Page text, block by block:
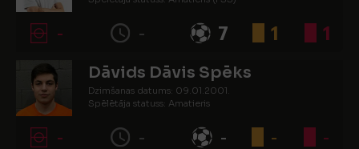
- - 7 1 1
Dāvids Dāvis Spēks
Dzimšanas datums: 09.01.2001.
Spēlētāja statuss: Amatieris
- - - - -